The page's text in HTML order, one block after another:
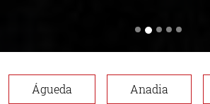
Águeda Anadia